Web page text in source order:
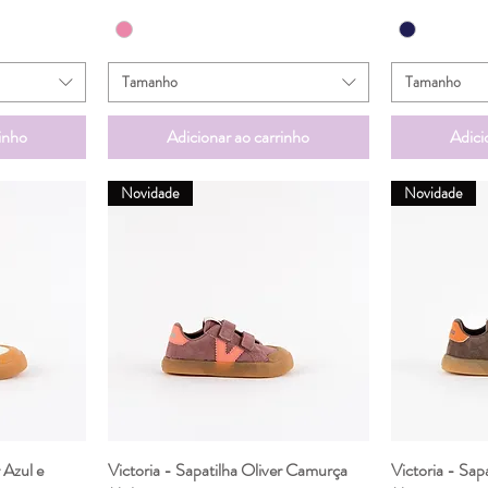
Tamanho
Adicionar ao carrinho
Tamanho
e
Visualização rápida
Novidade
Victoria - Sapatilha Oliver Camurça
Novidade
Victoria -